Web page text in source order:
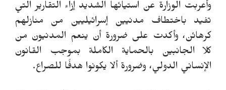
وأعربت الوزارة عن استيائها الشديد إزاء التقارير التي
تفيد باختطاف مدنيين إسرائيليين من منازلهم
كرهائن، وأكدت على ضرورة أن ينعم المدنيون من
كلا الجانبين بالحماية الكاملة بموجب القانون
الإنساني الدولي، وضرورة ألا يكونوا هدفًا للصراع.